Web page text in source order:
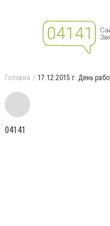
Головна 17.12.2015 г. День
04141